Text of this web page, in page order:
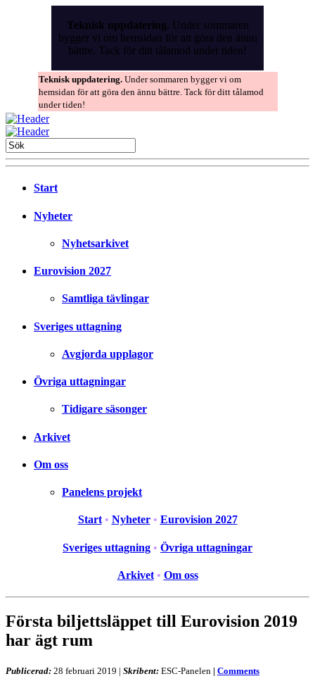
Teknisk uppdatering. Under sommaren
bygger vi om hemsidan för att göra den ännu
bättre. Tack för ditt tålamod under tiden!
Teknisk uppdatering. Under sommaren bygger vi om
hemsidan för att göra den ännu bättre. Tack för ditt tålamod
under tiden!
Start
Nyheter
Nyhetsarkivet
Eurovision 2027
Samtliga tävlingar
Sveriges uttagning
Avgjorda upplagor
Övriga uttagningar
Tidigare säsonger
Arkivet
Om oss
Panelens projekt
Start • Nyheter • Eurovision 2027
Sveriges uttagning • Övriga uttagningar
Arkivet • Om oss
Första biljettsläppet till Eurovision 2019
har ägt rum
Publicerad: 28 februari 2019 | Skribent: ESC-Panelen | Comments